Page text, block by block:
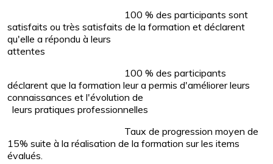
100 % des participants sont
satisfaits ou très satisfaits de la formation et déclarent
qu'elle a répondu à leurs
attentes
100 % des participants
déclarent que la formation leur a permis d'améliorer leurs
connaissances et l'évolution de
leurs pratiques professionnelles
Taux de progression moyen de
15% suite à la réalisation de la formation sur les items
évalués.